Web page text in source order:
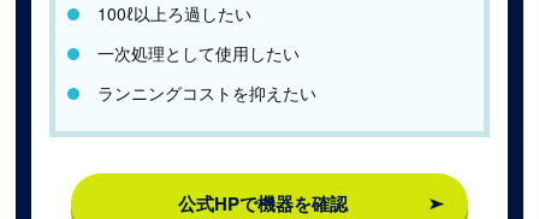
100ℓ以上ろ過したい
一次処理として使用したい
ランニングコストを抑えたい
公式HPで機器を確認